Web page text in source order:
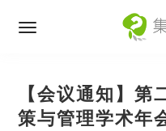
【会议通知】
策与管理学术年